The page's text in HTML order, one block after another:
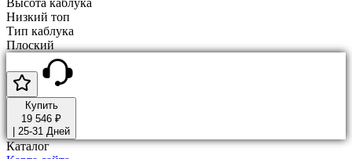
Низкий топ
Тип каблука
Плоский
Купить
19 546 ₽
25-31 Дней
Каталог